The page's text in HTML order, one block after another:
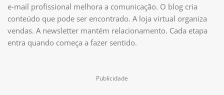
e-mail profissional melhora a comunicação. O blog cria
conteúdo que pode ser encontrado. A loja virtual organiza
vendas. A newsletter mantém relacionamento. Cada etapa
entra quando começa a fazer sentido.
Publicidade